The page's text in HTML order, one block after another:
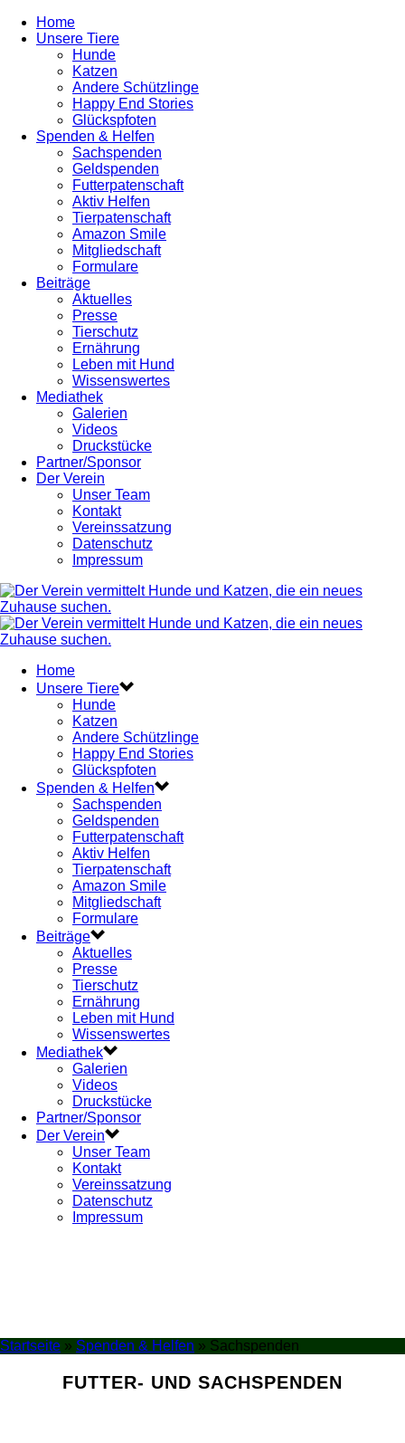
Home
Unsere Tiere
Hunde
Katzen
Andere Schützlinge
Happy End Stories
Glückspfoten
Spenden & Helfen
Sachspenden
Geldspenden
Futterpatenschaft
Aktiv Helfen
Tierpatenschaft
Amazon Smile
Mitgliedschaft
Formulare
Beiträge
Aktuelles
Presse
Tierschutz
Ernährung
Leben mit Hund
Wissenswertes
Mediathek
Galerien
Videos
Druckstücke
Partner/Sponsor
Der Verein
Unser Team
Kontakt
Vereinssatzung
Datenschutz
Impressum
Home
Unsere Tiere
Hunde
Katzen
Andere Schützlinge
Happy End Stories
Glückspfoten
Spenden & Helfen
Sachspenden
Geldspenden
Futterpatenschaft
Aktiv Helfen
Tierpatenschaft
Amazon Smile
Mitgliedschaft
Formulare
Beiträge
Aktuelles
Presse
Tierschutz
Ernährung
Leben mit Hund
Wissenswertes
Mediathek
Galerien
Videos
Druckstücke
Partner/Sponsor
Der Verein
Unser Team
Kontakt
Vereinssatzung
Datenschutz
Impressum
Startseite » Spenden & Helfen » Sachspenden
FUTTER- UND SACHSPENDEN